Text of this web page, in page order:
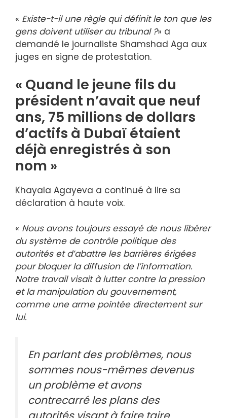
« Existe-t-il une règle qui définit le ton que les
gens doivent utiliser au tribunal ?» a
demandé le journaliste Shamshad Aga aux
juges en signe de protestation.
« Quand le jeune fils du
président n’avait que neuf
ans, 75 millions de dollars
d’actifs à Dubaï étaient
déjà enregistrés à son
nom »
Khayala Agayeva a continué à lire sa
déclaration à haute voix.
« Nous avons toujours essayé de nous libérer
du système de contrôle politique des
autorités et d’abattre les barrières érigées
pour bloquer la diffusion de l’information.
Notre travail visait à lutter contre la pression
et la manipulation du gouvernement,
comme une arme pointée directement sur
lui.
En parlant des problèmes, nous
sommes nous-mêmes devenus
un problème et avons
contrecarré les plans des